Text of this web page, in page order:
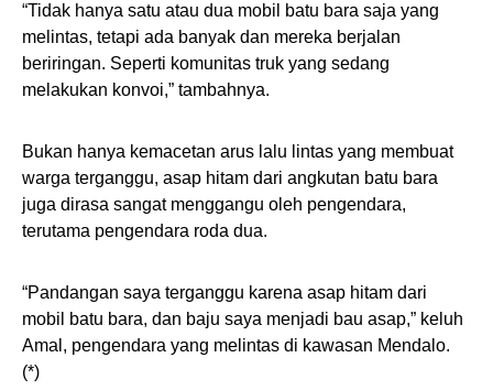
“Tidak hanya satu atau dua mobil batu bara saja yang
melintas, tetapi ada banyak dan mereka berjalan
beriringan. Seperti komunitas truk yang sedang
melakukan konvoi,” tambahnya.
Bukan hanya kemacetan arus lalu lintas yang membuat
warga terganggu, asap hitam dari angkutan batu bara
juga dirasa sangat menggangu oleh pengendara,
terutama pengendara roda dua.
“Pandangan saya terganggu karena asap hitam dari
mobil batu bara, dan baju saya menjadi bau asap,” keluh
Amal, pengendara yang melintas di kawasan Mendalo.
(*)